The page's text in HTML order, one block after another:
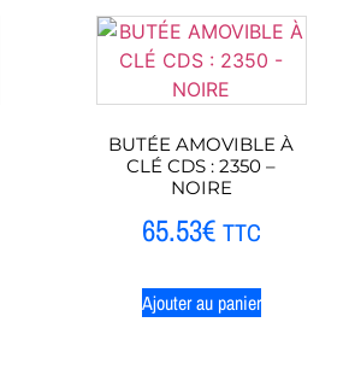
BUTÉE AMOVIBLE À
CLÉ CDS : 2350 –
NOIRE
65.53€ TTC
Ajouter au panier